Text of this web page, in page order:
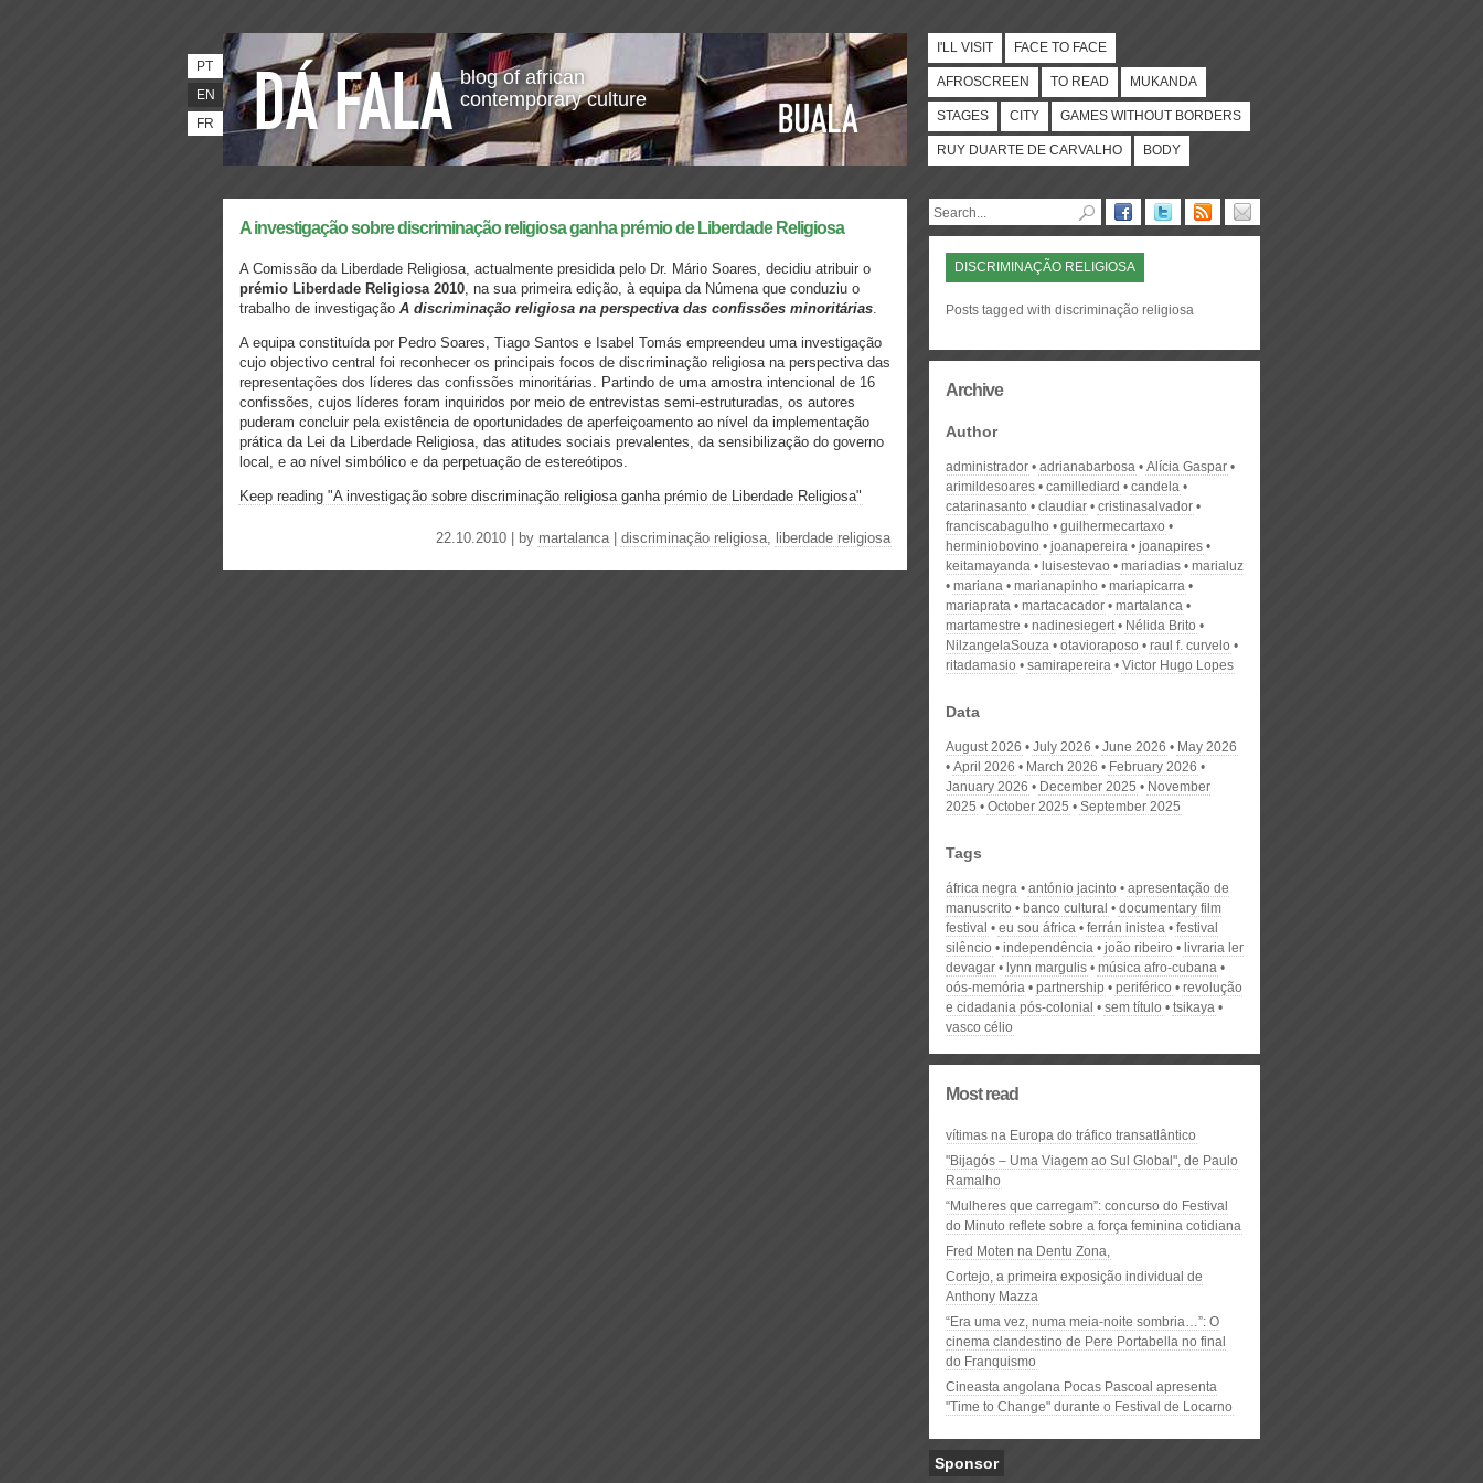
blog of african
contemporary culture
PT
EN
FR
I'LL VISIT FACE TO FACE
AFROSCREEN TO READ MUKANDA
STAGES CITY GAMES WITHOUT BORDERS
RUY DUARTE DE CARVALHO BODY
A investigação sobre discriminação religiosa ganha prémio de Liberdade Religiosa
A Comissão da Liberdade Religiosa, actualmente presidida pelo Dr. Mário Soares, decidiu atribuir o
prémio Liberdade Religiosa 2010, na sua primeira edição, à equipa da Númena que conduziu o
trabalho de investigação A discriminação religiosa na perspectiva das confissões minoritárias.
A equipa constituída por Pedro Soares, Tiago Santos e Isabel Tomás empreendeu uma investigação
cujo objectivo central foi reconhecer os principais focos de discriminação religiosa na perspectiva das
representações dos líderes das confissões minoritárias. Partindo de uma amostra intencional de 16
confissões, cujos líderes foram inquiridos por meio de entrevistas semi-estruturadas, os autores
puderam concluir pela existência de oportunidades de aperfeiçoamento ao nível da implementação
prática da Lei da Liberdade Religiosa, das atitudes sociais prevalentes, da sensibilização do governo
local, e ao nível simbólico e da perpetuação de estereótipos.
Keep reading "A investigação sobre discriminação religiosa ganha prémio de Liberdade Religiosa"
22.10.2010 | by martalanca| discriminação religiosa, liberdade religiosa
DISCRIMINAÇÃO RELIGIOSA
Posts tagged with discriminação religiosa
Archive
Author
administrador adrianabarbosa
Alícia Gaspar
arimildesoares
camillediard
candela
catarinasanto
claudiar
cristinasalvador
franciscabagulho
guilhermecartaxo
herminiobovino
joanapereira
joanapires
keitamayanda
luisestevao mariadias
marialuz
mariana
marianapinho
mariapicarra
mariaprata
martacacador
martalanca
martamestre
nadinesiegert
Nélida Brito
NilzangelaSouza
otavioraposo
raul f. curvelo
ritadamasio
samirapereira Victor Hugo Lopes
Data
August 2026 July 2026 June 2026
May 2026
April 2026
March 2026
February 2026
January 2026
December 2025
November
2025
October 2025 September 2025
Tags
áfrica negra antónio jacinto
apresentação de
manuscrito
banco cultural
documentary film
festival
eu sou áfrica ferrán inistea
festival
silêncio
independência joão ribeiro
livraria ler
devagar
lynn margulis
música afro-cubana
oós-memória
partnership periférico
revolução
e cidadania pós-colonial
sem título
tsikaya
vasco célio
Most read
vítimas na Europa do tráfico transatlântico
"Bijagós – Uma Viagem ao Sul Global", de Paulo
Ramalho
“Mulheres que carregam”: concurso do Festival
do Minuto reflete sobre a força feminina cotidiana
Fred Moten na Dentu Zona,
Cortejo, a primeira exposição individual de
Anthony Mazza
“Era uma vez, numa meia-noite sombria…”: O
cinema clandestino de Pere Portabella no final
do Franquismo
Cineasta angolana Pocas Pascoal apresenta
"Time to Change" durante o Festival de Locarno
Sponsor